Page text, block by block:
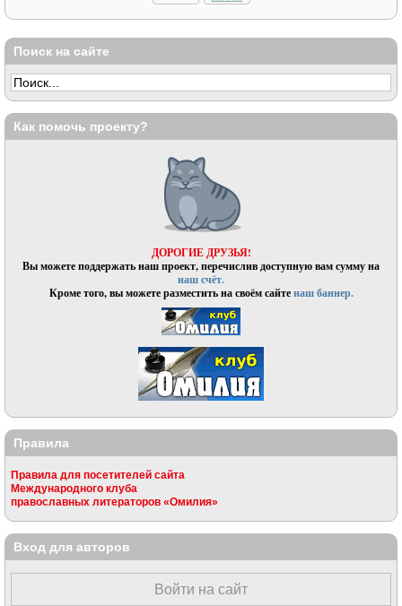
Поиск на сайте
Как помочь проекту?
ДОРОГИЕ ДРУЗЬЯ!
Вы можете поддержать наш проект, перечислив доступную вам сумму на
наш счёт.
Кроме того, вы можете разместить на своём сайтенаш баннер.
Правила
Правила для посетителей сайта
Международного клуба
православных литераторов «Омилия»
Вход для авторов
Войти на сайт